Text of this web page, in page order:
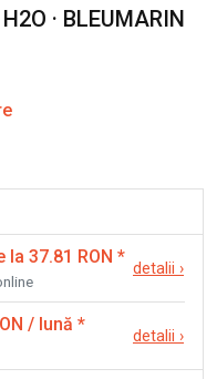
· BLEUMARIN
la 37.81 RON *
detalii ›
/ lună *
detalii ›